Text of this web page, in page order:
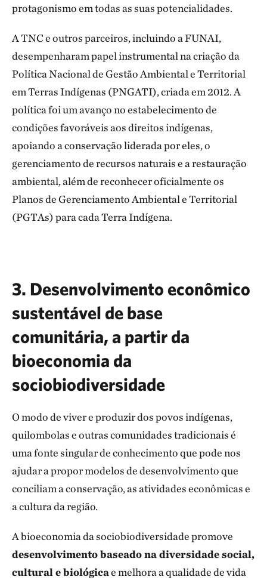
protagonismo em todas as suas potencialidades.
A TNC e outros parceiros, incluindo a FUNAI,
desempenharam papel instrumental na criação da
Política Nacional de Gestão Ambiental e Territorial
em Terras Indígenas (PNGATI), criada em 2012. A
política foi um avanço no estabelecimento de
condições favoráveis aos direitos indígenas,
apoiando a conservação liderada por eles, o
gerenciamento de recursos naturais e a restauração
ambiental, além de reconhecer oficialmente os
Planos de Gerenciamento Ambiental e Territorial
(PGTAs) para cada Terra Indígena.
3. Desenvolvimento econômico
sustentável de base
comunitária, a partir da
bioeconomia da
sociobiodiversidade
O modo de viver e produzir dos povos indígenas,
quilombolas e outras comunidades tradicionais é
uma fonte singular de conhecimento que pode nos
ajudar a propor modelos de desenvolvimento que
conciliam a conservação, as atividades econômicas e
a cultura da região.
A bioeconomia da sociobiodiversidade promove
desenvolvimento baseado na diversidade social,
cultural e biológicae melhora a qualidade de vida